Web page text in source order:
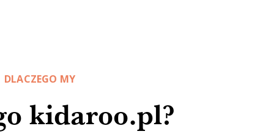
kidaroo.pl?
DLACZEGO MY